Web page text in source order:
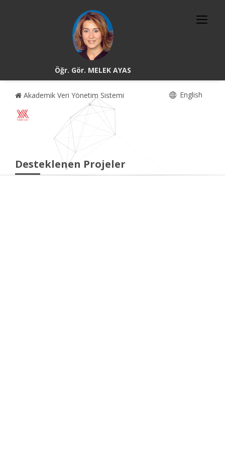
Öğr. Gör. MELEK AYAS
Akademik Veri Yönetim Sistemi English
Desteklenen Projeler